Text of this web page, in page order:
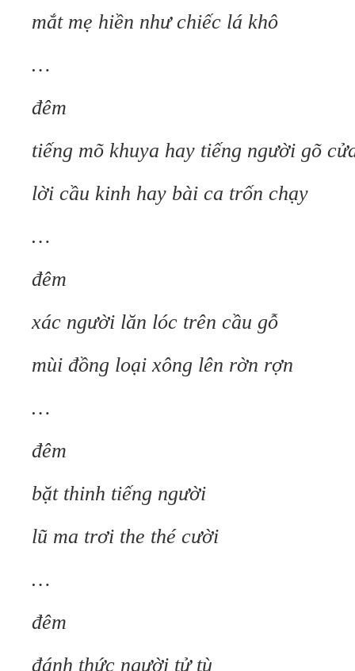
mắt mẹ hiền như chiếc lá khô
…
đêm
tiếng mõ khuya hay tiếng người gõ
lời cầu kinh hay bài ca trốn chạy
…
đêm
xác người lăn lóc trên cầu gỗ
mùi đồng loại xông lên rờn rợn
…
đêm
bặt thinh tiếng người
lũ ma trơi the thé cười
…
đêm
đánh thức người tử tù